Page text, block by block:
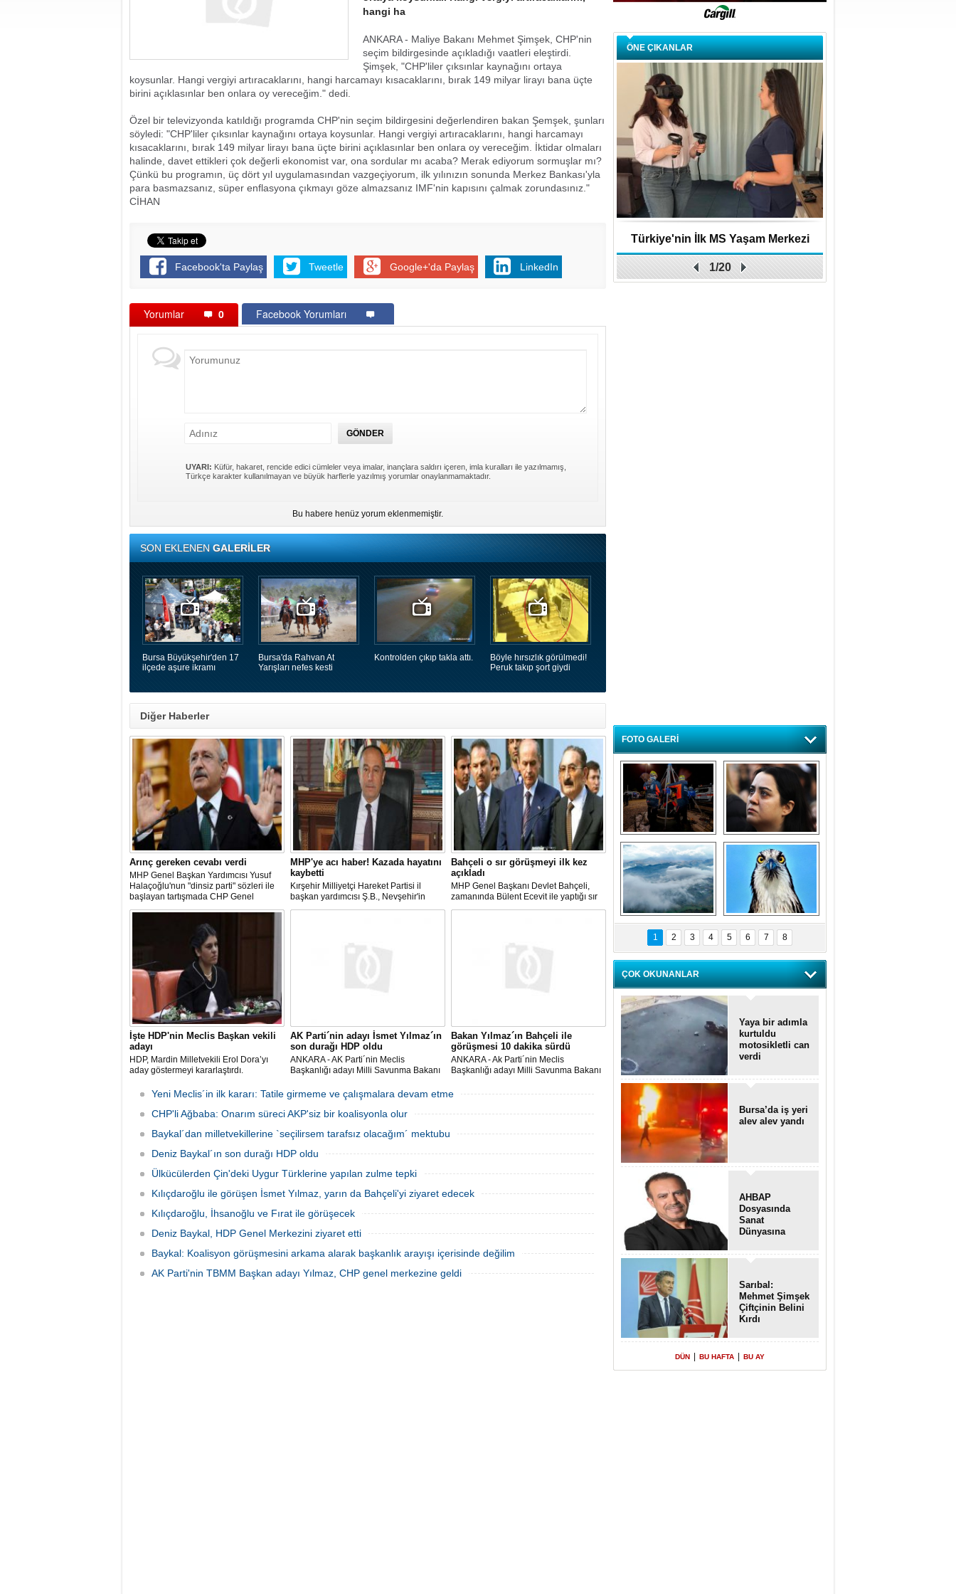
hangi ha
ANKARA - Maliye Bakanı Mehmet Şimşek, CHP'nin
seçim bildirgesinde açıkladığı vaatleri eleştirdi.
Şimşek, "CHP'liler çıksınlar kaynağını ortaya
koysunlar. Hangi vergiyi artıracaklarını, hangi harcamayı kısacaklarını, bırak 149 milyar lirayı bana üçte
birini açıklasınlar ben onlara oy vereceğim." dedi.
Özel bir televizyonda katıldığı programda CHP'nin seçim bildirgesini değerlendiren bakan Şemşek, şunları
söyledi: "CHP'liler çıksınlar kaynağını ortaya koysunlar. Hangi vergiyi artıracaklarını, hangi harcamayı
kısacaklarını, bırak 149 milyar lirayı bana üçte birini açıklasınlar ben onlara oy vereceğim. İktidar olmaları
halinde, davet ettikleri çok değerli ekonomist var, ona sordular mı acaba? Merak ediyorum sormuşlar mı?
Çünkü bu programın, üç dört yıl uygulamasından vazgeçiyorum, ilk yılınızın sonunda Merkez Bankası'yla
para basmazsanız, süper enflasyona çıkmayı göze almazsanız IMF'nin kapısını çalmak zorundasınız."
CİHAN
Facebook'ta Paylaş Tweetle Google+'da Paylaş LinkedIn
Yorumlar 0 Facebook Yorumları
UYARI: Küfür, hakaret, rencide edici cümleler veya imalar, inançlara saldırı içeren, imla kuralları ile yazılmamış,
Türkçe karakter kullanılmayan ve büyük harflerle yazılmış yorumlar onaylanmamaktadır.
Bu habere henüz yorum eklenmemiştir.
SON EKLENENGALERİLER
Bursa Büyükşehir'den 17
ilçede aşure ikramı
Bursa'da Rahvan At
Yarışları nefes kesti
Kontrolden çıkıp takla attı.
Böyle hırsızlık görülmedi!
Peruk takıp şort giydi
Diğer Haberler
Arınç gereken cevabı verdi
MHP Genel Başkan Yardımcısı Yusuf
Halaçoğlu'nun "dinsiz parti" sözleri ile
başlayan tartışmada CHP Genel
Başkanı Kemal Kılıçdaroğlu "bütün
yanıtını verdi. Habertürk'e konuşan
Kılıçdaroğlu, Bahçeli'nin de üzüldüğü
MHP'ye acı haber! Kazada hayatını
kaybetti
Kırşehir Milliyetçi Hareket Partisi il
başkan yardımcısı Ş.B., Nevşehir'in
Avanos ilçesinde geçirdiği trafik
Bahçeli o sır görüşmeyi ilk kez
açıkladı
MHP Genel Başkanı Devlet Bahçeli,
zamanında Bülent Ecevit ile yaptığı sır
görüşmeyi ilk kez açıkladı.
İşte HDP'nin Meclis Başkan vekili
adayı
HDP, Mardin Milletvekili Erol Dora’yı
aday göstermeyi kararlaştırdı.
AK Parti´nin adayı İsmet Yılmaz´ın
son durağı HDP oldu
ANKARA - AK Parti´nin Meclis
Başkanlığı adayı Milli Savunma Bakanı
Meclis´te grubu bulunan son parti HDP
´yi ziyaret etti. HDP Eş Genel Başkanı
Selahattin Demi
Bakan Yılmaz´ın Bahçeli ile
görüşmesi 10 dakika sürdü
ANKARA - Ak Parti´nin Meclis
Başkanlığı adayı Milli Savunma Bakanı
Devlet Bahçeli ile görüşmek üzere saat
geldi. AK Parti Gene
Yeni Meclis´in ilk kararı: Tatile girmeme ve çalışmalara devam etme
CHP'li Ağbaba: Onarım süreci AKP'siz bir koalisyonla olur
Baykal´dan milletvekillerine `seçilirsem tarafsız olacağım´ mektubu
Deniz Baykal´ın son durağı HDP oldu
Ülkücülerden Çin'deki Uygur Türklerine yapılan zulme tepki
Kılıçdaroğlu ile görüşen İsmet Yılmaz, yarın da Bahçeli'yi ziyaret edecek
Kılıçdaroğlu, İhsanoğlu ve Fırat ile görüşecek
Deniz Baykal, HDP Genel Merkezini ziyaret etti
Baykal: Koalisyon görüşmesini arkama alarak başkanlık arayışı içerisinde değilim
AK Parti'nin TBMM Başkan adayı Yılmaz, CHP genel merkezine geldi
ÖNE ÇIKANLAR
Türkiye'nin İlk MS Yaşam Merkezi
Açıldı
1/20
FOTO GALERİ
Bursa'da deprem
tatbikatı gerçeğini
aratmadı
Özlem ve minnetle
anıyoruz
Bursa'dan
büyüleyen
fotoğraflar
Balık Kartalı
Bursa’da
görüntülendi
1 2 3 4 5 6 7 8
ÇOK OKUNANLAR
Yaya bir adımla
kurtuldu
motosikletli can
verdi
Bursa’da iş yeri
alev alev yandı
AHBAP
Dosyasında
Sanat
Dünyasına
Transferler
Sarıbal:
Mehmet Şimşek
Çiftçinin Belini
Kırdı
DÜN BU HAFTA BU AY